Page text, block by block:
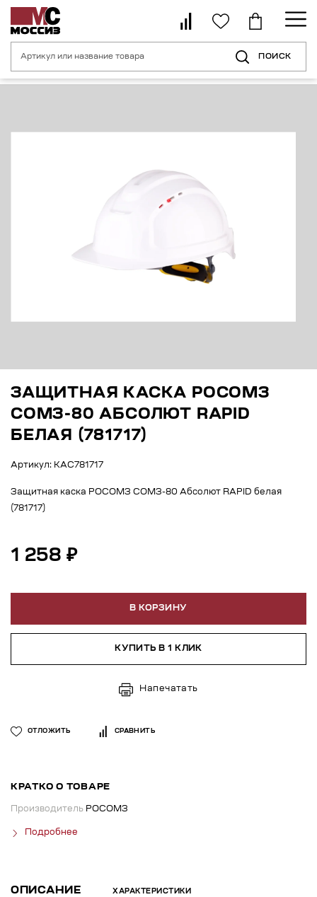
ПОИСК
Главная страница Средства индивидуальной защиты
ЗАЩИТНАЯ КАСКА РОСОМЗ
СОМЗ-80 АБСОЛЮТ RAPID
БЕЛАЯ (781717)
Артикул: КАС781717
Защитная каска РОСОМЗ СОМЗ-80 Абсолют RAPID белая
(781717)
1 258 ₽
В КОРЗИНУ
КУПИТЬ В 1 КЛИК
Напечатать
ОТЛОЖИТЬ СРАВНИТЬ
КРАТКО О ТОВАРЕ
Производитель РОСОМЗ
Подробнее
ОПИСАНИЕ ХАРАКТЕРИСТИКИ